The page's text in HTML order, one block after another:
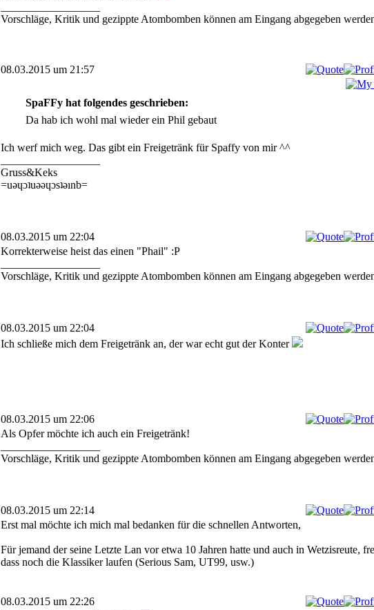
Vorschläge, Kritik und gezippte Atombomben können am Eingang abgegeben
08.03.2015 um 21:57
SpaFFy hat folgendes geschrieben:
Da hab ich wohl mal wieder ein Phil gebaut
Ich werf mich weg. Das gibt ein Freigetränk für Spaffy von mir ^^
Gruss&Keks
=uǝɥɔʇuǝǝɥɔsʇǝınb=
08.03.2015 um 22:04
Korrekterweise heist das einen "Phail" :P
Vorschläge, Kritik und gezippte Atombomben können am Eingang abgegeben
08.03.2015 um 22:04
Ich schließe mich dem Freigetränk an, der war echt gut der Konter
08.03.2015 um 22:06
Als Opfer möchte ich auch ein Freigetränk!
Vorschläge, Kritik und gezippte Atombomben können am Eingang abgegeben
08.03.2015 um 22:14
Erst mal möchte ich mich mal bedanken für die schnellen Antworten,
Für jemand der seine Letzte Lan vor etwa 10 Jahren hatte und auch in Wetzisreute,
dass noch die Klassiker laufen (Serious Sam, UT99, usw.)
08.03.2015 um 22:26